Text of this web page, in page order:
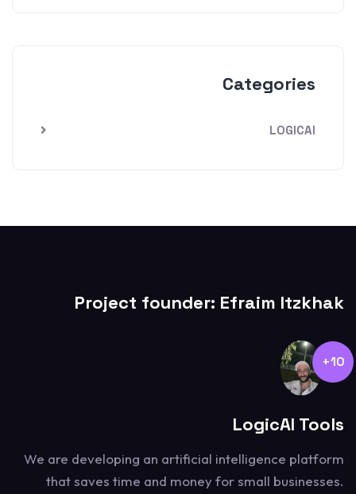
Categories
LOGICAI
Project founder: Efraim Itzkhak
10+
LogicAI Tools
We are developing an artificial intelligence platform
that saves time and money for small businesses.